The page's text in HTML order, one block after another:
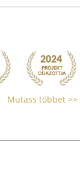
Mutass többet >>